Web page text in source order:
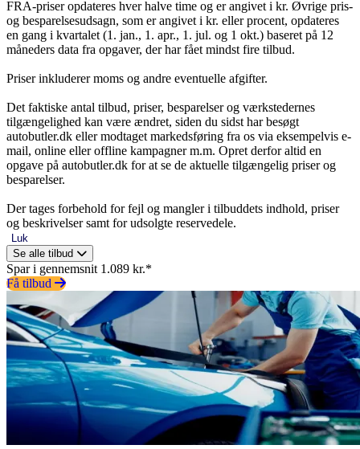
FRA-priser opdateres hver halve time og er angivet i kr. Øvrige pris-
og besparelsesudsagn, som er angivet i kr. eller procent, opdateres
en gang i kvartalet (1. jan., 1. apr., 1. jul. og 1 okt.) baseret på 12
måneders data fra opgaver, der har fået mindst fire tilbud.
Priser inkluderer moms og andre eventuelle afgifter.
Det faktiske antal tilbud, priser, besparelser og værkstedernes
tilgængelighed kan være ændret, siden du sidst har besøgt
autobutler.dk eller modtaget markedsføring fra os via eksempelvis e-
mail, online eller offline kampagner m.m. Opret derfor altid en
opgave på autobutler.dk for at se de aktuelle tilgængelig priser og
besparelser.
Der tages forbehold for fejl og mangler i tilbuddets indhold, priser
og beskrivelser samt for udsolgte reservedele.
Luk
Se alle tilbud
Spar i gennemsnit 1.089 kr.*
Få tilbud